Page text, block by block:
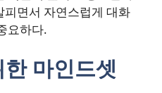
피면서 자연스럽게 대화
요하다.
마인드셋